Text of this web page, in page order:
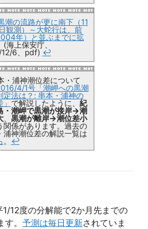
潮の流路が更に南下（11
観測）～大蛇行は、前
年）と並ぶまでに拡
(海上保安庁、
6、pdf) ↩
・浦神潮位差について
4/1号「潮岬への黒潮
定法は？: 串本・浦神の
で解説したように、 紀
・潮岬で黒潮が接岸→潮
、 黒潮が離岸→潮位差小
関係があります。過去の
浦神潮位差の解説一覧は
。 ↩
12度の分解能で2か月先までの
。 予測は毎日更新されていま